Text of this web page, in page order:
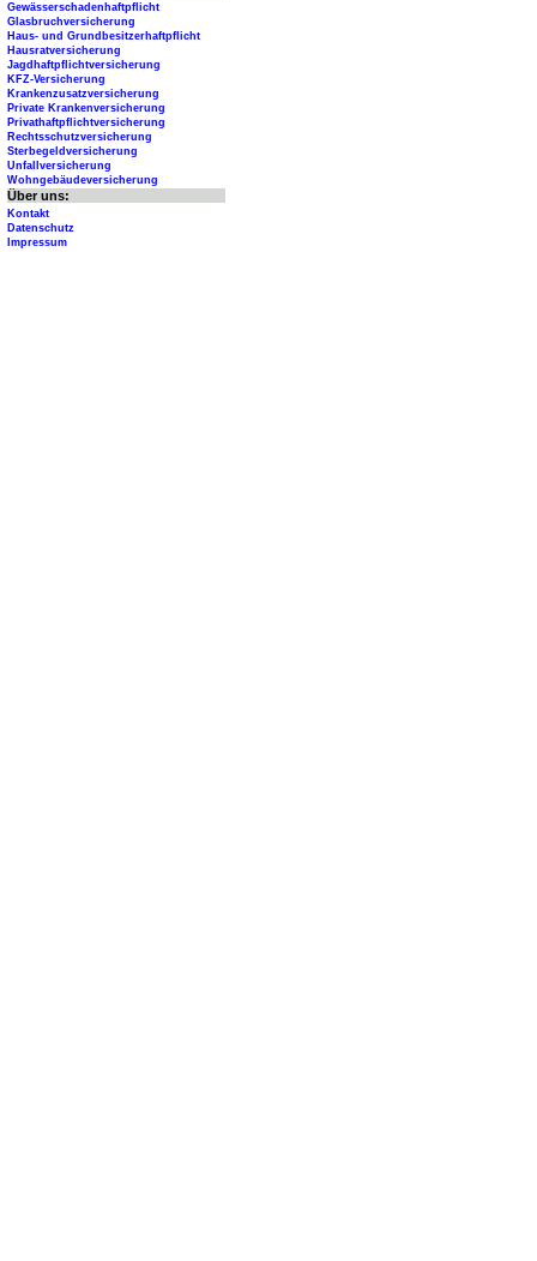
Gewässerschadenhaftpflicht
Glasbruchversicherung
Haus- und Grundbesitzerhaftpflicht
Hausratversicherung
Jagdhaftpflichtversicherung
KFZ-Versicherung
Krankenzusatzversicherung
Private Krankenversicherung
Privathaftpflichtversicherung
Rechtsschutzversicherung
Sterbegeldversicherung
Unfallversicherung
Wohngebäudeversicherung
Über uns:
Kontakt
Datenschutz
Impressum